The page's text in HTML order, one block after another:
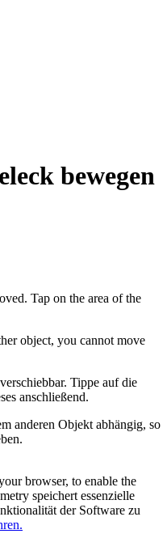
bewegen
Tap on the area of the
object, you cannot move
Tippe auf die
anschließend.
anderen Objekt abhängig, so
browser, to enable the
speichert essenzielle
der Software zu